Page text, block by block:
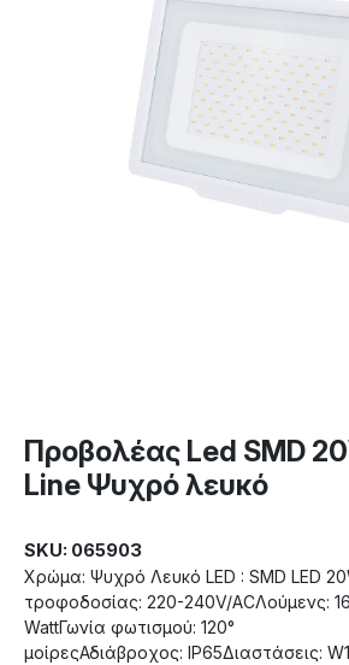
Προβολέας Led SMD
Line Ψυχρό λευκό
SKU: 065903
Χρώμα: Ψυχρό Λευκό LED : SMD LED
τροφοδοσίας: 220-240V/ACΛούμενς:
WattΓωνία φωτισμού: 120°
μοίρεςΑδιάβροχος: IP65Διαστάσεις: